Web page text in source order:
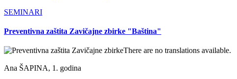
SEMINARI
Preventivna zaštita Zavičajne zbirke "Baština"
There are no translations available.
Ana ŠAPINA, 1. godina